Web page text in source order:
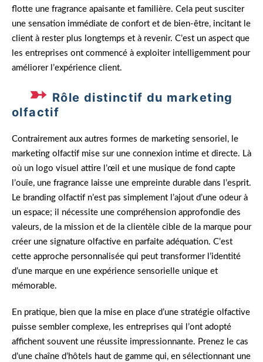
flotte une fragrance apaisante et familière. Cela peut susciter
une sensation immédiate de confort et de bien-être, incitant le
client à rester plus longtemps et à revenir. C’est un aspect que
les entreprises ont commencé à exploiter intelligemment pour
améliorer l’expérience client.
Rôle distinctif du marketing
olfactif
Contrairement aux autres formes de marketing sensoriel, le
marketing olfactif mise sur une connexion intime et directe. Là
où un logo visuel attire l’œil et une musique de fond capte
l’ouïe, une fragrance laisse une empreinte durable dans l’esprit.
Le branding olfactif n’est pas simplement l’ajout d’une odeur à
un espace; il nécessite une compréhension approfondie des
valeurs, de la mission et de la clientèle cible de la marque pour
créer une signature olfactive en parfaite adéquation. C’est
cette approche personnalisée qui peut transformer l’identité
d’une marque en une expérience sensorielle unique et
mémorable.
En pratique, bien que la mise en place d’une stratégie olfactive
puisse sembler complexe, les entreprises qui l’ont adopté
affichent souvent une réussite impressionnante. Prenez le cas
d’une chaîne d’hôtels haut de gamme qui, en sélectionnant une